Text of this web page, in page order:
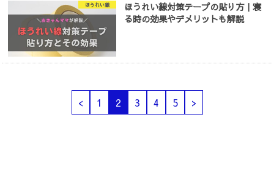
ほうれい線
ほうれい線対策テープの貼り方｜寝
る時の効果やデメリットも解説
< 1 2 3 4 5 >